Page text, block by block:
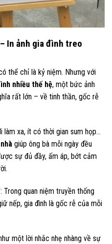
In ảnh gia đình treo
thể chỉ là kỷ niệm. Nhưng với
nhiều thế hệ, một bức ảnh
rất lớn – về tinh thần, gốc rễ
làm xa, ít có thời gian sum họp…
giúp ông bà mỗi ngày đều
sự đủ đầy, ấm áp, bớt cảm
Trong quan niệm truyền thống
nếp, gia đình là gốc rễ của mỗi
một lời nhắc nhẹ nhàng về sự